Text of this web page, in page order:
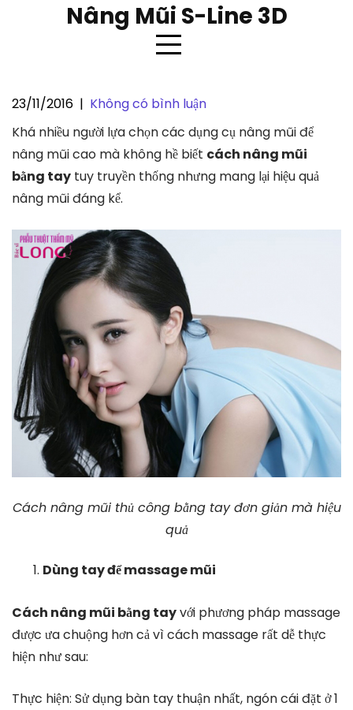
Nâng Mũi S-Line 3D
Cách nâng mũi thủ công bằng
tay đơn giản mà hiệu quả
23/11/2016 | Không có bình luận
Khá nhiều người lựa chọn các dụng cụ nâng mũi để
nâng mũi cao mà không hề biết cách nâng mũi
bằng tay tuy truyền thống nhưng mang lại hiệu quả
nâng mũi đáng kể.
Cách nâng mũi thủ công bằng tay đơn giản mà hiệu
quả
Dùng tay để massage mũi
Cách nâng mũi bằng tayvới phương pháp massage
được ưa chuộng hơn cả vì cách massage rất dễ thực
hiện như sau:
Thực hiện: Sử dụng bàn tay thuận nhất, ngón cái đặt ở 1